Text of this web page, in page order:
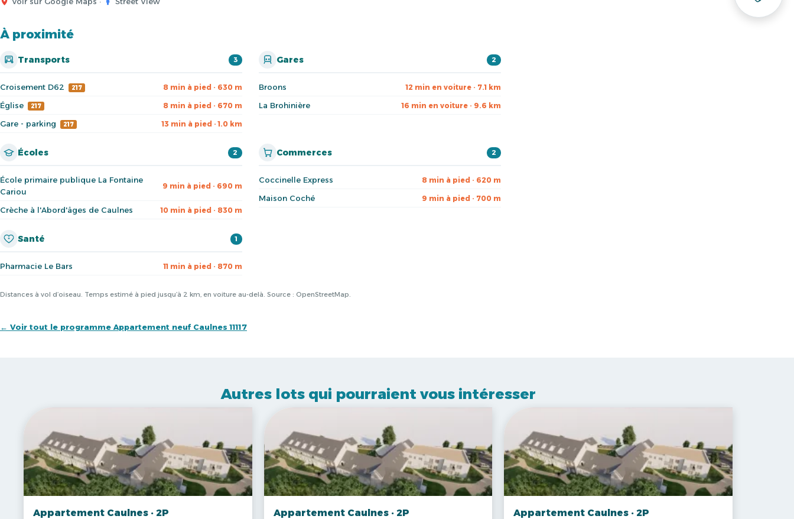
À proximité
Transports 3
Croisement D62 217 8 min à pied · 630 m
Église 217 8 min à pied · 670 m
Gare - parking 217 13 min à pied · 1.0 km
Gares 2
Broons 12 min en voiture · 7.1 km
La Brohinière 16 min en voiture · 9.6 km
Écoles 2
École primaire publique La Fontaine
Cariou
9 min à pied · 690 m
Crèche à l'Abord'âges de Caulnes 10 min à pied · 830 m
Commerces 2
Coccinelle Express 8 min à pied · 620 m
Maison Coché 9 min à pied · 700 m
Santé 1
Pharmacie Le Bars 11 min à pied · 870 m
Distances à vol d’oiseau. Temps estimé à pied jusqu’à 2 km, en voiture au-delà. Source : OpenStreetMap.
← Voir tout le programme Appartement neuf Caulnes 11117
Autres lots qui pourraient vous intéresser
Appartement Caulnes · 2P Appartement Caulnes · 2P Appartement Caulnes · 2P